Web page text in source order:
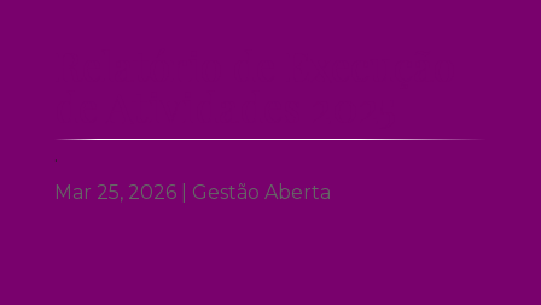
.
Mar 25, 2026| Gestão Aberta